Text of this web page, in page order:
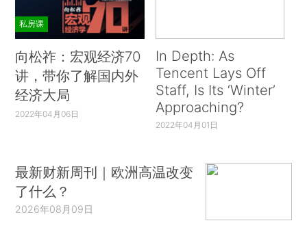
私房课
向松祚：宏观经济70
讲，带你了解国内外
经济大局
2022年04月06日
In Depth: As
Tencent Lays Off
Staff, Is Its ‘Winter’
Approaching?
2022年04月01日
最新财新周刊｜欧洲高温改变
了什么？
2026年08月09日